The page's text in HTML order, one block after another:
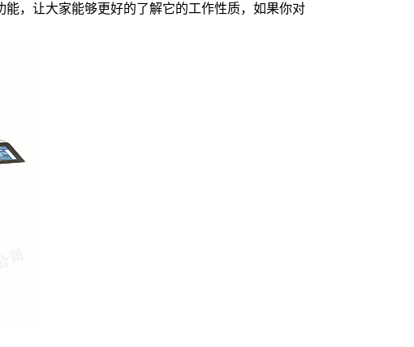
，让大家能够更好的了解它的工作性质，如果你对